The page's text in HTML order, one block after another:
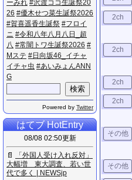
2ch
2ch
2ch
2ch
その他
その他
ー​み​れ #​沢​渡​コ​コ​生​誕​祭​2​0​
2​6 #​優​木​せ​つ​菜​生​誕​祭​2​0​2​6
#​賀​喜​遥​香​生​誕​祭 #​フ​ロ​イ​
ニ #​令​和​八​年​八​月​八​日​_​超​
八 #​常​闇​ト​ワ​生​誕​祭​2​0​2​6 #​
M​ス​テ #​日​向​坂​4​6​_​イ​チ​ャ​
イ​チ​ャ​虫 #​あ​い​み​ょ​ん​A​N​N​
G
Powered by Twitter
はてブ HotEntry
08/08 02:50更新
📄
「​外​国​人​受​け​入​れ​反​対​」​
大​幅​増​ ​東​大​調​査​、​若​い​世​
代​で​多​く​ ​|​ ​N​E​W​S​j​p